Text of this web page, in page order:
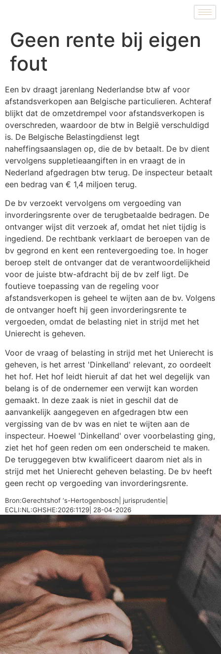
Geen rente bij eigen
fout
Een bv draagt jarenlang Nederlandse btw af voor
afstandsverkopen aan Belgische particulieren. Achteraf
blijkt dat de omzetdrempel voor afstandsverkopen is
overschreden, waardoor de btw in België verschuldigd
is. De Belgische Belastingdienst legt
naheffingsaanslagen op, die de bv betaalt. De bv dient
vervolgens suppletieaangiften in en vraagt de in
Nederland afgedragen btw terug. De inspecteur betaalt
een bedrag van € 1,4 miljoen terug.
De bv verzoekt vervolgens om vergoeding van
invorderingsrente over de terugbetaalde bedragen. De
ontvanger wijst dit verzoek af, omdat het niet tijdig is
ingediend. De rechtbank verklaart de beroepen van de
bv gegrond en kent een rentevergoeding toe. In hoger
beroep stelt de ontvanger dat de verantwoordelijkheid
voor de juiste btw-afdracht bij de bv zelf ligt. De
foutieve toepassing van de regeling voor
afstandsverkopen is geheel te wijten aan de bv. Volgens
de ontvanger hoeft hij geen invorderingsrente te
vergoeden, omdat de belasting niet in strijd met het
Unierecht is geheven.
Voor de vraag of belasting in strijd met het Unierecht is
geheven, is het arrest 'Dinkelland' relevant, zo oordeelt
het hof. Het hof leidt hieruit af dat het wel degelijk van
belang is of de ondernemer een verwijt kan worden
gemaakt. In deze zaak is niet in geschil dat de
aanvankelijk aangegeven en afgedragen btw een
vergissing van de bv was en niet te wijten aan de
inspecteur. Hoewel 'Dinkelland' over voorbelasting ging,
ziet het hof geen reden om een onderscheid te maken.
De teruggegeven btw kwalificeert daarom niet als in
strijd met het Unierecht geheven belasting. De bv heeft
geen recht op vergoeding van invorderingsrente.
Bron:Gerechtshof ‘s-Hertogenbosch| jurisprudentie|
ECLI:NL:GHSHE:2026:1129| 28-04-2026